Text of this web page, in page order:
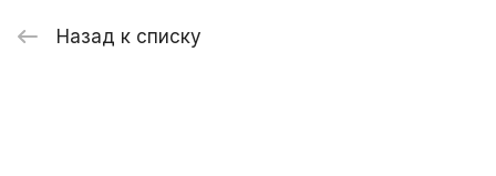
Назад к списку